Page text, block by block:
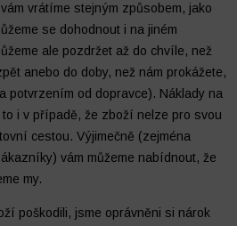
vrátíme stejným způsobem, jako
se dohodnout i na jiném
ale pozdržet až do chvíle, než
anebo do doby, než nám prokážete,
potvrzením od dopravce). Náklady na
i v případě, že zboží nelze pro svou
cestou. Výjimečně (zejména
vám můžeme nabídnout, že
my.
poškodili, jsme oprávněni si nárok